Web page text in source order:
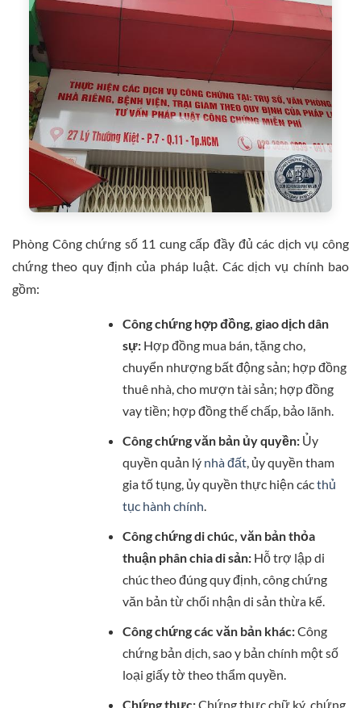
Phòng Công chứng số 11 cung cấp đầy đủ các dịch vụ công
chứng theo quy định của pháp luật. Các dịch vụ chính bao
gồm:
Công chứng hợp đồng, giao dịch dân
sự: Hợp đồng mua bán, tặng cho,
chuyển nhượng bất động sản; hợp đồng
thuê nhà, cho mượn tài sản; hợp đồng
vay tiền; hợp đồng thế chấp, bảo lãnh.
Công chứng văn bản ủy quyền: Ủy
quyền quản lý nhà đất, ủy quyền tham
gia tố tụng, ủy quyền thực hiện cácthủ
tục hành chính.
Công chứng di chúc, văn bản thỏa
thuận phân chia di sản: Hỗ trợ lập di
chúc theo đúng quy định, công chứng
văn bản từ chối nhận di sản thừa kế.
Công chứng các văn bản khác:Công
chứng bản dịch, sao y bản chính một số
loại giấy tờ theo thẩm quyền.
Chứng thực:Chứng thực chữ ký, chứng